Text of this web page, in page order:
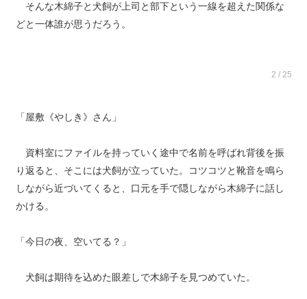
そんな木綿子と犬飼が上司と部下という一線を超えた関係な
どと一体誰が思うだろう。
2 / 25
「屋敷《やしき》さん」
資料室にファイルを持っていく途中で名前を呼ばれ背後を振
り返ると、そこには犬飼が立っていた。コツコツと靴音を鳴ら
しながら近づいてくると、口元を手で隠しながら木綿子に話し
かける。
「今日の夜、空いてる？」
犬飼は期待を込めた眼差しで木綿子を見つめていた。